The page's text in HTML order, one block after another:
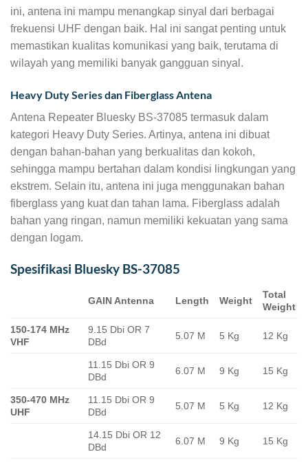
ini, antena ini mampu menangkap sinyal dari berbagai
frekuensi UHF dengan baik. Hal ini sangat penting untuk
memastikan kualitas komunikasi yang baik, terutama di
wilayah yang memiliki banyak gangguan sinyal.
Heavy Duty Series dan Fiberglass Antena
Antena Repeater Bluesky BS-37085 termasuk dalam
kategori Heavy Duty Series. Artinya, antena ini dibuat
dengan bahan-bahan yang berkualitas dan kokoh,
sehingga mampu bertahan dalam kondisi lingkungan yang
ekstrem. Selain itu, antena ini juga menggunakan bahan
fiberglass yang kuat dan tahan lama. Fiberglass adalah
bahan yang ringan, namun memiliki kekuatan yang sama
dengan logam.
Spesifikasi Bluesky BS-37085
GAIN Antenna Length Weight
Total
Weight
150-174 MHz
VHF
9.15 Dbi OR 7
DBd
5.07 M 5 Kg 12 Kg
11.15 Dbi OR 9
DBd
6.07 M 9 Kg 15 Kg
350-470 MHz
UHF
11.15 Dbi OR 9
DBd
5.07 M 5 Kg 12 Kg
14.15 Dbi OR 12
DBd
6.07 M 9 Kg 15 Kg